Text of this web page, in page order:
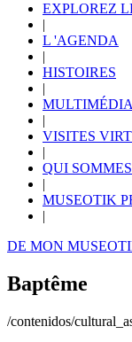
EXPLOREZ
|
L 'AGENDA
|
HISTOIRES
|
MULTIMÉDIA
|
VISITES
|
QUI
|
MUSEOTIK
|
DE MON
Baptême
/contenidos/